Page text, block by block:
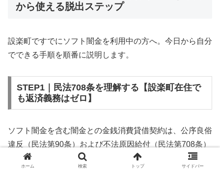
から使える脱出ステップ
設楽町ですでにソフト闇金を利用中の方へ。今日から自分
でできる手順を順番に説明します。
STEP1｜民法708条を理解する【設楽町在住で
も返済義務はゼロ】
ソフト闇金を含む闇金との金銭消費貸借契約は、公序良俗
違反（民法第90条）および不法原因給付（民法第708条）
に該当するため、法的には無効です。設楽町在住であって
ホーム 検索 トップ サイドバー